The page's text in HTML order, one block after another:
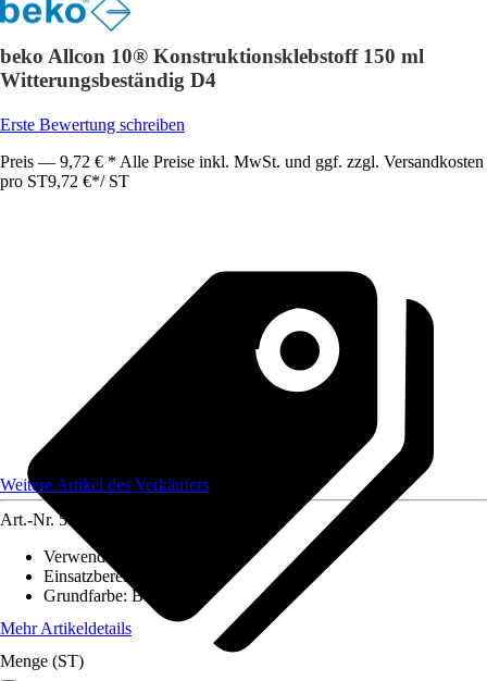
beko Allcon 10® Konstruktionsklebstoff 150 ml
Witterungsbeständig D4
Erste Bewertung schreiben
Preis — 9,72 € * Alle Preise inkl. MwSt. und ggf. zzgl. Versandkosten
pro ST9,72 €*/ ST
Weitere Artikel des Verkäufers
Art.-Nr. 5104789
Verwendbar für
Einsatzbereich
Grundfarbe: Beige
Mehr Artikeldetails
Menge (ST)